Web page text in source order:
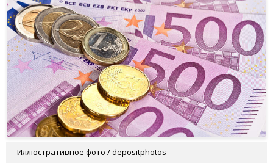
Иллюстративное фото / depositphotos